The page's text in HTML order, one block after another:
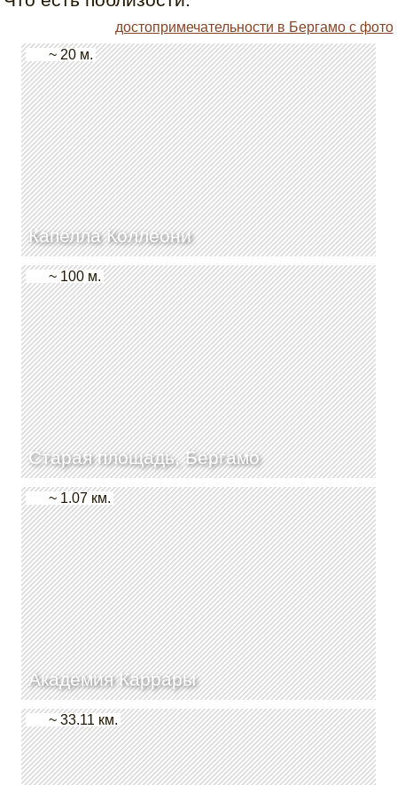
достопримечательности в Бергамо с фото
Капелла Коллеони
~ 20 м.
Старая площадь, Бергамо
~ 100 м.
Академия Каррары
~ 1.07 км.
~ 33.11 км.